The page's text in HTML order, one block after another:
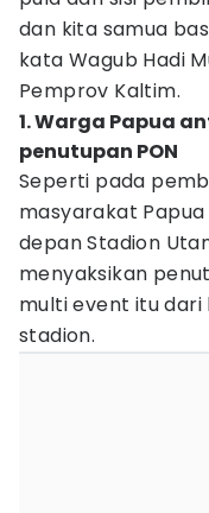
dan kita samua
kata Wagub Hadi
Pemprov Kaltim.
1. Warga Papua
penutupan PON
Seperti pada
masyarakat
depan Stadion
menyaksikan
multi event itu
stadion.